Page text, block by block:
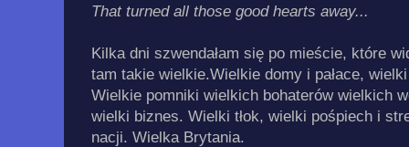
That turned all those good hearts away...
Kilka dni szwendałam się po mieście, które
tam takie wielkie.Wielkie domy i pałace,
Wielkie pomniki wielkich bohaterów wielkich
wielki biznes. Wielki tłok, wielki pośpiech i
nacji. Wielka Brytania.